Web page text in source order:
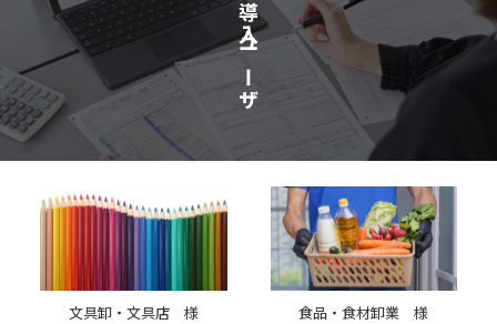
導入ユーザ
文具卸・文具店 様 食品・食材卸業 様